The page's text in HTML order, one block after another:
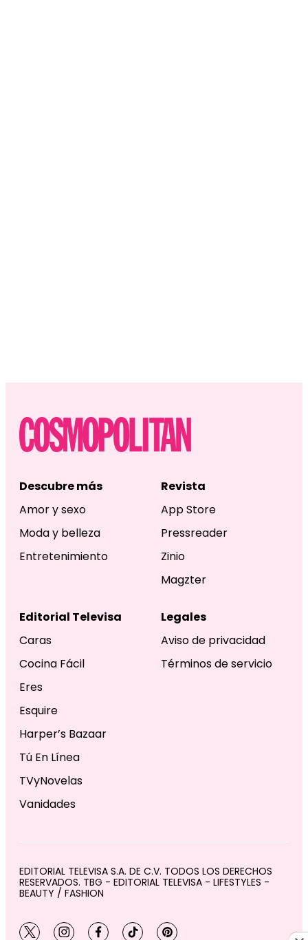
Descubre más
Amor y sexo
Moda y belleza
Entretenimiento
Revista
App Store
Pressreader
Zinio
Magzter
Editorial Televisa
Caras
Cocina Fácil
Eres
Esquire
Harper’s Bazaar
Tú En Línea
TVyNovelas
Vanidades
Legales
Aviso de privacidad
Términos de servicio
EDITORIAL TELEVISA S.A. DE C.V. TODOS LOS DERECHOS
RESERVADOS. TBG - EDITORIAL TELEVISA - LIFESTYLES -
BEAUTY / FASHION